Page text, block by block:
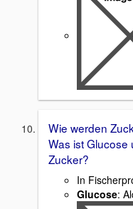
Wie werden
Was ist Glucose
Zucker?
In
Glucose: